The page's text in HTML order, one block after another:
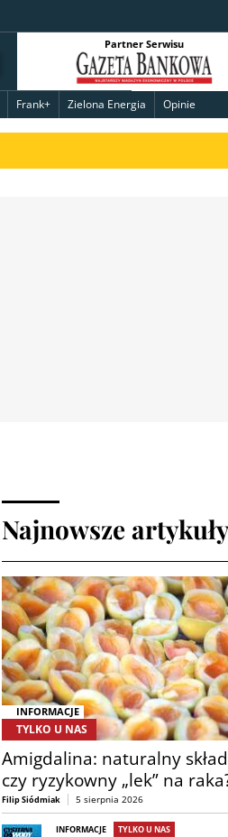
Partner Serwisu
Frank+ Zielona Energia Opinie
Najnowsze
INFORMACJE
TYLKO U NAS
Amigdalina: naturalny
czy ryzykowny „lek” na
Filip Siódmiak 5 sierpnia 2026
INFORMACJE TYLKO U NAS